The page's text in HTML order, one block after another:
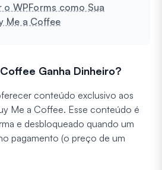
WPForms como Sua
Me a Coffee
Ganha Dinheiro?
conteúdo exclusivo aos
Me a Coffee. Esse conteúdo é
e desbloqueado quando um
pagamento (o preço de um